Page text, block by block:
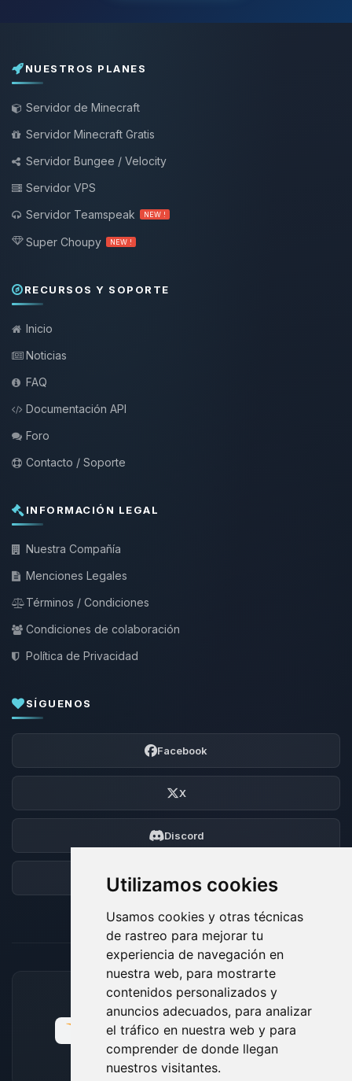
Utilizamos cookies
Usamos cookies y otras técnicas
de rastreo para mejorar tu
experiencia de navegación en
nuestra web, para mostrarte
contenidos personalizados y
anuncios adecuados, para analizar
el tráfico en nuestra web y para
comprender de donde llegan
nuestros visitantes.
NUESTROS PLANES
Servidor de Minecraft
Servidor Minecraft Gratis
Servidor Bungee / Velocity
Servidor VPS
Servidor Teamspeak
NEW !
Super Choupy NEW !
RECURSOS Y SOPORTE
Inicio
Noticias
FAQ
Documentación API
Foro
Contacto / Soporte
INFORMACIÓN LEGAL
Nuestra Compañía
Menciones Legales
Términos / Condiciones
Condiciones de colaboración
Política de Privacidad
SÍGUENOS
Facebook
X
Discord
Foro
MÉTODOS DE PAGO ACEPTADOS